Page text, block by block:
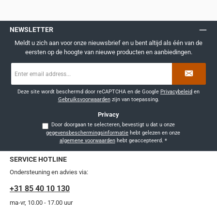
NEWSLETTER
Meldt u zich aan voor onze nieuwsbrief en u bent altijd als één van de
eersten op de hoogte van nieuwe producten en aanbiedingen.
mailadres
Deze site wordt beschermd door reCAPTCHA en de Google Privacybeleid en
Gebruiksvoorwaardenzijn van toepassing.
Privacy
Door doorgaan te selecteren, bevestigt u dat u onze
gegevensbeschermingsinformatie
algemene voorwaardenhebt geaccepteerd. *
SERVICE HOTLINE
Ondersteuning en advies via:
+31 85 40 10 130
ma-vr, 10.00 - 17.00 uur